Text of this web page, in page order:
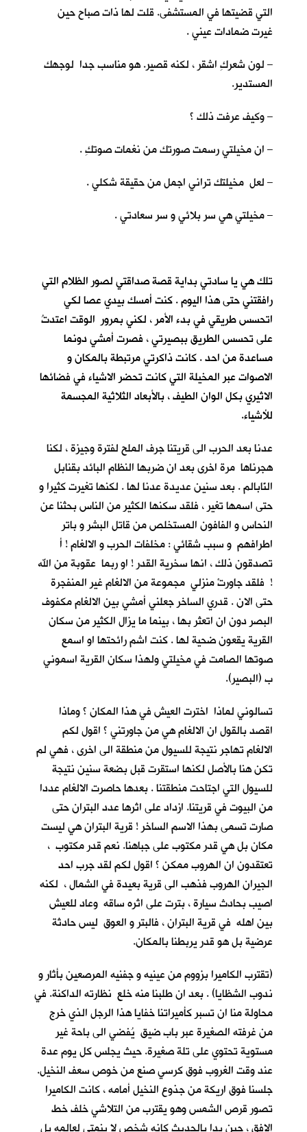
التي قضيتها في المستشفى. قلت لها ذات صباح حين
غيرت ضمادات عيني .
– لون شعركِ اشقر ، لكنه قصير. هو مناسب جدا لوجهك
المستدير.
– وكيف عرفت ذلك ؟
– ان مخيلتي رسمت صورتك من نغمات صوتكِ .
– لعل مخيلتك تراني اجمل من حقيقة شكلي .
– مخيلتي هي سر بلائي و سر سعادتي .
تلك هي يا سادتي بداية قصة صداقتي لصور الظلام التي
رافقتني حتى هذا اليوم . كنت أمسك بيدي عصا لكي
اتحسس طريقي في بدء الأمر ، لكني بمرور الوقت اعتدتُ
على تحسس الطريق ببصيرتي ، فصرت أمشي دونما
مساعدة من احد . كانت ذاكرتي مرتبطة بالمكان و
الاصوات عبر المخيلة التي كانت تحضر الاشياء في فضائها
الاثيري بكل الوان الطيف ، بالأبعاد الثلاثية المجسمة
للأشياء.
عدنا بعد الحرب الى قريتنا جرف الملح لفترة وجيزة ، لكنا
هجرناها مرة اخرى بعد ان ضربها النظام البائد بقنابل
النّابالم . بعد سنين عديدة عدنا لها . لكنها تغيرت كثيرا و
حتى اسمها تغير ، فلقد سكنها الكثير من الناس بحثنا عن
النحاس و الفافون المستخلص من قاتل البشر و باتر
اطرافهم و سبب شقائي : مخلفات الحرب و الالغام ! أ
تصدقون ذلك ، انها سخرية القدر ! او ربما عقوبة من الله
! فلقد جاورتْ منزلي مجموعة من الالغام غير المنفجرة
حتى الان . قدري الساخر جعلني أمشي بين الالغام مكفوف
البصر دون ان اتعثر بها ، بينما ما يزال الكثير من سكان
القرية يقعون ضحية لها . كنت اشم رائحتها او اسمع
صوتها الصامت في مخيلتي ولهذا سكان القرية اسموني
ب (البصير).
تسالوني لماذا اخترت العيش في هذا المكان ؟ وماذا
اقصد بالقول ان الالغام هي من جاورتني ؟ اقول لكم
الالغام تهاجر نتيجة للسيول من منطقة الى اخرى ، فهي لم
تكن هنا بالأصل لكنها استقرت قبل بضعة سنين نتيجة
للسيول التي اجتاحت منطقتنا . بعدها حاصرت الالغام عددا
من البيوت في قريتنا. ازداد على اثرها عدد البتران حتى
صارت تسمى بهذا الاسم الساخر ! قرية البتران هي ليست
مكان بل هي قدر مكتوب على جباهنا. نعم قدر مكتوب ،
تعتقدون ان الهروب ممكن ؟ اقول لكم لقد جرب احد
الجيران الهروب فذهب الى قرية بعيدة في الشمال ، لكنه
اصيب بحادث سيارة ، بترت على اثره ساقه وعاد للعيش
بين اهله في قرية البتران ، فالبتر و العوق ليس حادثة
عرضية بل هو قدر يربطنا بالمكان.
(تقترب الكاميرا بزووم من عينيه و جفنيه المرصعين بأثار و
ندوب الشظايا) . بعد ان طلبنا منه خلع نظارته الداكنة. في
محاولة منا ان تسبر كأميراتنا خفايا هذا الرجل الذي خرج
من غرفته الصغيرة عبر باب ضيق يُفضي الى باحة غير
مستوية تحتوي على تلة صغيرة. حيث يجلس كل يوم عدة
عند وقت الغروب فوق كرسي صنع من خوص سعف النخيل.
جلسنا فوق اريكة من جذوع النخيل أمامه ، كانت الكاميرا
تصور قرص الشمس وهو يقترب من التلاشي خلف خط